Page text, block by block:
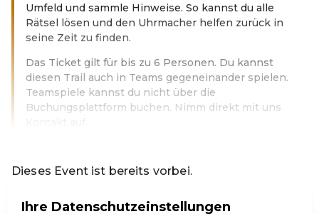
Umfeld und sammle Hinweise. So kannst du alle
Rätsel lösen und den Uhrmacher helfen zurück in
seine Zeit zu finden.
Das Ticket gilt für bis zu 6 Personen. Du kannst
diesen Trail auch in Teams gegeneinander spielen.
Teamspiele kannst du nicht über die
Buchungsplattform buchen. Nimm direkt mit uns
Dieses Event ist bereits vorbei.
Ihre Datenschutzeinstellungen